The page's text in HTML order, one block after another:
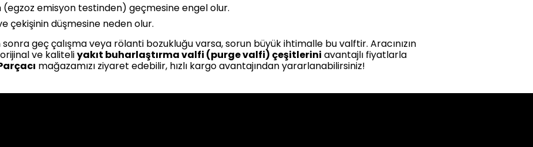
(egzoz emisyon testinden) geçmesine engel olur.
çekişinin düşmesine neden olur.
sonra geç çalışma veya rölanti bozukluğu varsa, sorun büyük ihtimalle bu valftir. Aracınızın
ve kaliteliyakıt buharlaştırma valfi (purge valfi) çeşitlerini avantajlı fiyatlarla
mağazamızı ziyaret edebilir, hızlı kargo avantajından yararlanabilirsiniz!